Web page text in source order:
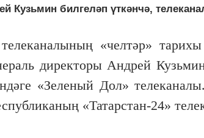
Кузьмин билгеләп үткәнчә,
«челтәр»
директоры Андрей Кузьмин
«Зеленый Дол»
«Татарстан-24»